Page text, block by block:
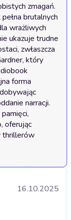
zmagań.
brutalnych
wrażliwych
ukazuje trudne
zwłaszcza
który
forma
narracji.
oferując
thrillerów
16.10.2025